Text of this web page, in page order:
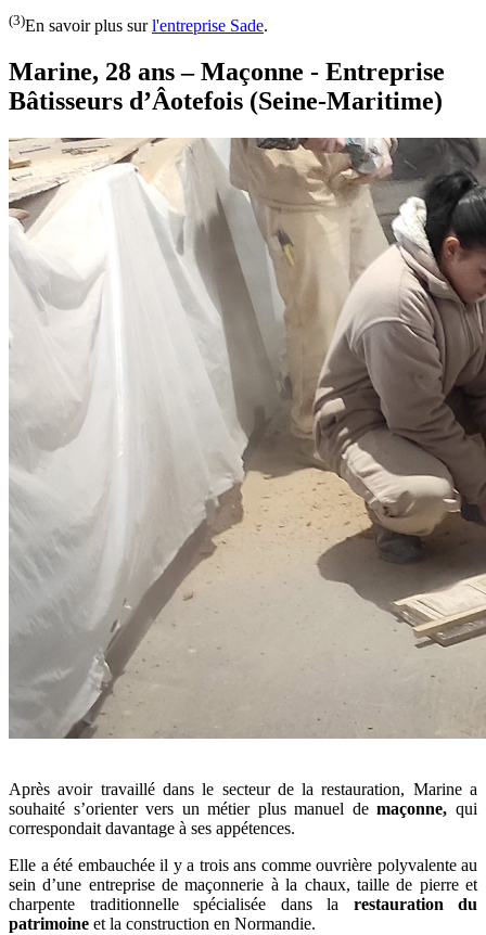
(3)En savoir plus surl'entreprise Sade.
Marine, 28 ans – Maçonne - Entreprise
Bâtisseurs d’Âotefois (Seine-Maritime)
Après avoir travaillé dans le secteur de la restauration, Marine a
souhaité s’orienter vers un métier plus manuel demaçonne,qui
correspondait davantage à ses appétences.
Elle a été embauchée il y a trois ans comme ouvrière polyvalente au
sein d’une entreprise de maçonnerie à la chaux, taille de pierre et
charpente traditionnelle spécialisée dans la restauration du
patrimoine et la construction en Normandie.